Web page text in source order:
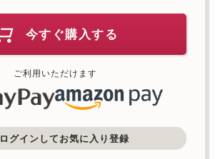
今すぐ購入する
ご利用いただけます
ログインしてお気に入り登録